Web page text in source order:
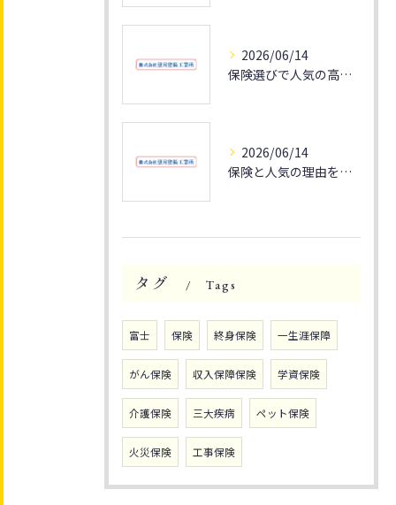
2026/06/14
保険選びで人気の高い静岡県富士市のポイントと家計最適化の秘訣
2026/06/14
保険と人気の理由を静岡県富士市で家族の安心とライフプランに活かす方法
タグ Tags
富士 保険 終身保険 一生涯保障
がん保険 収入保障保険 学資保険
介護保険 三大疾病 ペット保険
火災保険 工事保険